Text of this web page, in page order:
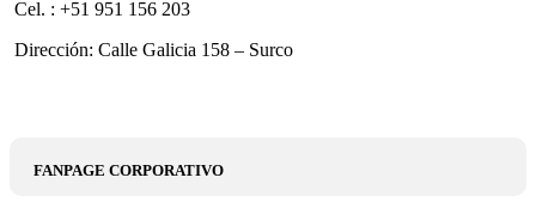
Cel. : +51 951 156 203
Dirección: Calle Galicia 158 – Surco
FANPAGE CORPORATIVO